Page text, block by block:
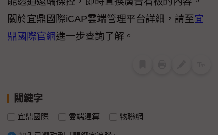
關於宜鼎國際iCAP雲端管理平台詳細，請至宜
鼎國際官網進一步查詢了解。
關鍵字
宜鼎國際 雲端運算 物聯網